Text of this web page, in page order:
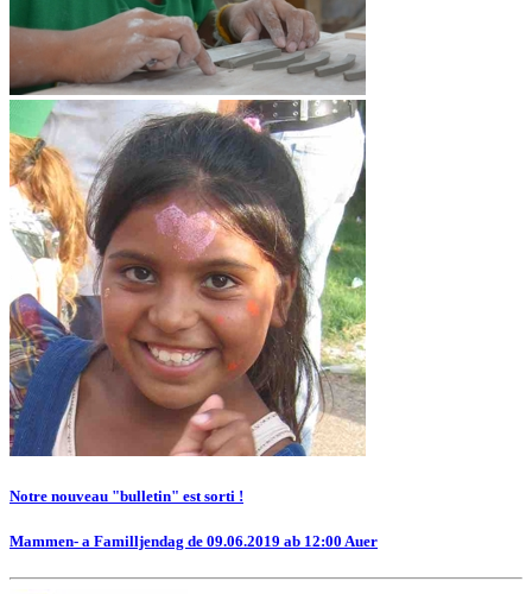
Notre nouveau "bulletin" est sorti !
Mammen- a Familljendag de 09.06.2019 ab 12:00 Auer